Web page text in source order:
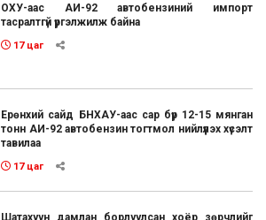
ОХУ-аас АИ-92 автобензиний импорт
тасралтгүй үргэлжилж байна
17 цаг
Ерөнхий сайд БНХАУ-аас сар бүр 12-15 мянган
тонн АИ-92 автобензин тогтмол нийлүүлэх хүсэлт
тавилаа
17 цаг
Шатахуун дамлан борлуулсан хоёр зөрчлийг